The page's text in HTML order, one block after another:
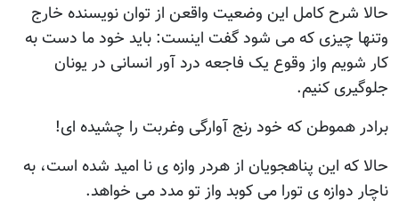
حالا شرح کامل این وضعیت واقعن از توان نویسنده خارج
وتنها چیزی که می شود گفت اینست: باید خود ما دست به
کار شویم واز وقوع یک فاجعه درد آور انسانی در یونان
جلوگیری کنیم.
برادر هموطن که خود رنج آوارگی وغربت را چشیده ای!
حالا که این پناهجویان از هردر وازه ی نا امید شده است، به
ناچار دوازه ی تورا می کوبد واز تو مدد می خواهد.